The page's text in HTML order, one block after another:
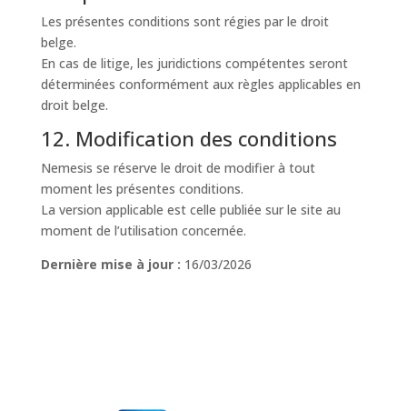
Les présentes conditions sont régies par le droit
belge.
En cas de litige, les juridictions compétentes seront
déterminées conformément aux règles applicables en
droit belge.
12. Modification des conditions
Nemesis se réserve le droit de modifier à tout
moment les présentes conditions.
La version applicable est celle publiée sur le site au
moment de l’utilisation concernée.
Dernière mise à jour : 16/03/2026